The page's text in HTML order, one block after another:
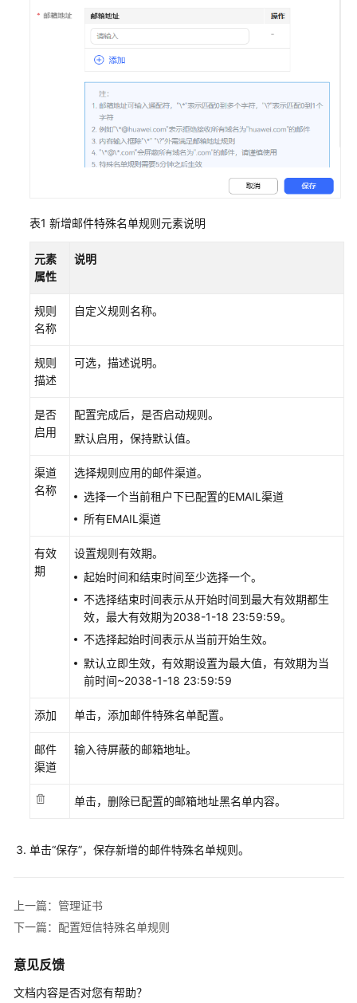
间
工
IVR
呼
监
控
管
工
表1 新增邮件特殊名单规则元素说明
元素
属性
说明
规则
名称
自定义规则名称。
规则
描述
可选，描述说明。
是否
启用
配置完成后，是否启动规则。
默认启用，保持默认值。
渠道
名称
选择规则应用的邮件渠道。
选择一个当前租户下已配置的EMAIL渠道
所有EMAIL渠道
有效
期
设置规则有效期。
起始时间和结束时间至少选择一个。
不选择结束时间表示从开始时间到最大有效期都生
效，最大有效期为2038-1-18 23:59:59。
不选择起始时间表示从当前开始生效。
默认立即生效，有效期设置为最大值，有效期为当
前时间~2038-1-18 23:59:59
添加 单击，添加邮件特殊名单配置。
邮件
渠道
输入待屏蔽的邮箱地址。
单击，删除已配置的邮箱地址黑名单内容。
单击“保存”，保存新增的邮件特殊名单规则。
上一篇：管理证书
下一篇：配置短信特殊名单规则
意见反馈
文档内容是否对您有帮助？